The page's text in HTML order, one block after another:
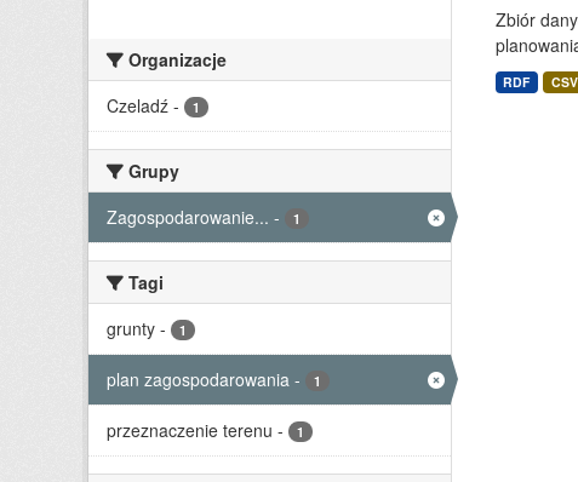
Organizacje
Czeladź - 1
Grupy
Zagospodarowanie... - 1
Tagi
grunty - 1
plan zagospodarowania - 1
przeznaczenie terenu - 1
Zbiór
RDF CSV